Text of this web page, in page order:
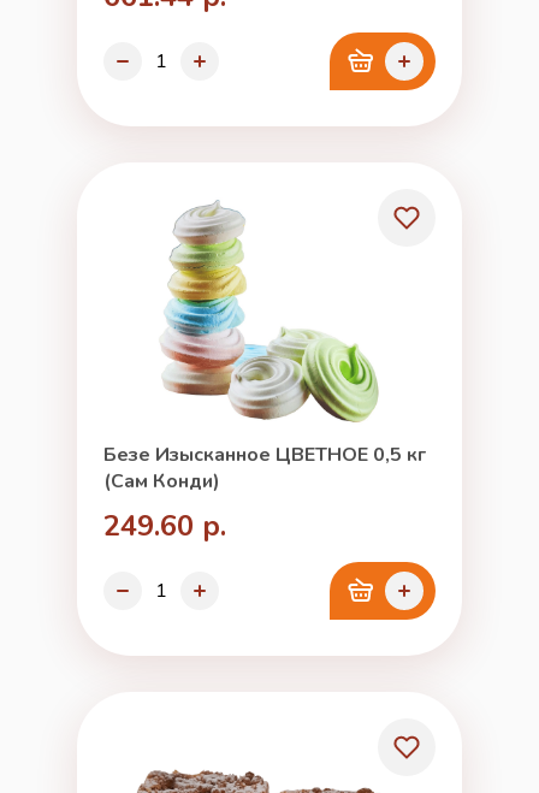
Безе Изысканное ЦВЕТНОЕ 0,5 кг
(Сам Конди)
249.60 р.